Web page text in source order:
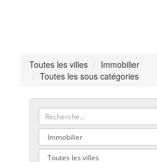
Toutes les villes
Immobilier
Toutes les sous catégories